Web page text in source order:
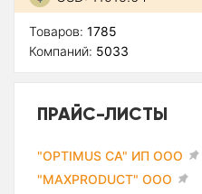
Товаров: 1785
Компаний: 5033
ПРАЙС-ЛИСТЫ
"OPTIMUS CA" ИП ООО
"MAXPRODUCT" ООО